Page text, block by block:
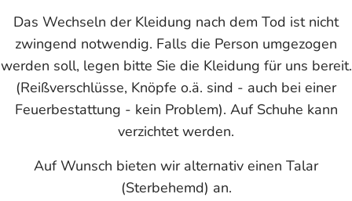
Das Wechseln der Kleidung nach dem Tod ist nicht
zwingend notwendig. Falls die Person umgezogen
werden soll, legen bitte Sie die Kleidung für uns bereit.
(Reißverschlüsse, Knöpfe o.ä. sind - auch bei einer
Feuerbestattung - kein Problem). Auf Schuhe kann
verzichtet werden.
Auf Wunsch bieten wir alternativ einen Talar
(Sterbehemd) an.